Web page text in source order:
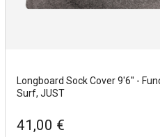
Longboard Sock Cover 9'6'' -
Surf, JUST
41,00 €